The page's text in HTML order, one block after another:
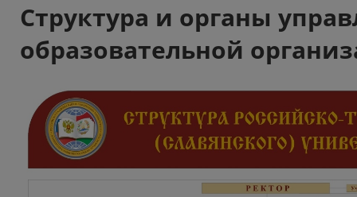
Структура и органы
образовательной